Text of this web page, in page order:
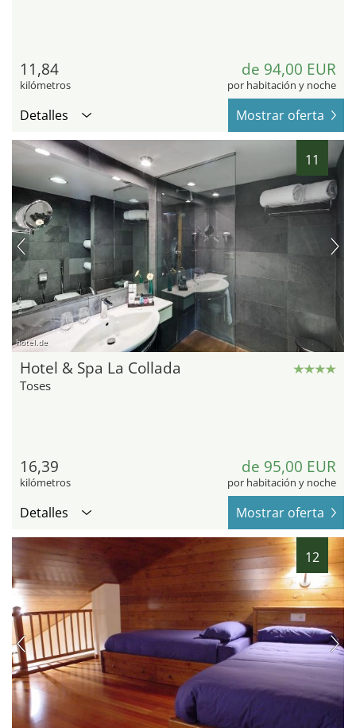
11,84
kilómetros
de 94,00 EUR
por habitación y noche
Detalles Mostrar oferta
11
hotel.de
Hotel & Spa La Collada
Toses
16,39
kilómetros
de 95,00 EUR
por habitación y noche
Detalles Mostrar oferta
12